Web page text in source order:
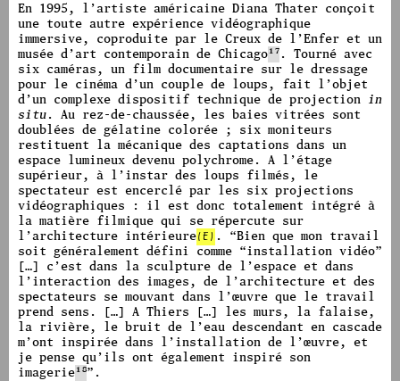
En 1995, l’artiste américaine Diana Thater conçoit
une toute autre expérience vidéographique
immersive, coproduite par le Creux de l’Enfer et un
musée d’art contemporain de Chicago17.Tourné avec
six caméras, un film documentaire sur le dressage
pour le cinéma d’un couple de loups, fait l’objet
d’un complexe dispositif technique de projection
in
situ. Au rez-de-chaussée, les baies vitrées sont
doublées de gélatine colorée ; six moniteurs
restituent la mécanique des captations dans un
espace lumineux devenu polychrome. A l’étage
supérieur, à l’instar des loups filmés, le
spectateur est encerclé par les six projections
vidéographiques : il est donc totalement intégré à
la matière filmique qui se répercute sur
l’architecture intérieure(E) . “Bien que mon travail
soit généralement défini comme “installation vidéo”
[…] c’est dans la sculpture de l’espace et dans
l’interaction des images, de l’architecture et des
spectateurs se mouvant dans l’œuvre que le travail
prend sens.
[…] A Thiers […] les murs, la falaise,
la rivière, le bruit de l’eau descendant en cascade
m’ont inspirée dans l’installation de l’œuvre, et
je pense qu’ils ont également inspiré son
imagerie18”.